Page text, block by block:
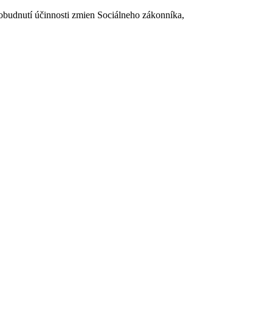
účinnosti zmien Sociálneho zákonníka,